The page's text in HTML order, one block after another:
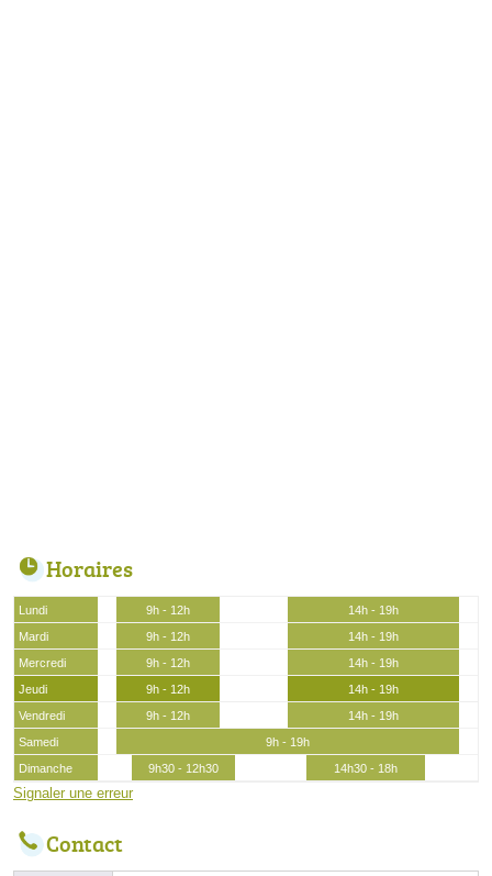
Horaires
Lundi 9h - 12h
14h - 19h
Mardi
9h - 12h
14h - 19h
Mercredi
9h - 12h
14h - 19h
Jeudi
9h - 12h
14h - 19h
Vendredi
9h - 12h
14h - 19h
Samedi
9h - 19h
Dimanche
9h30 - 12h30 14h30 - 18h
Signaler une erreur
Contact